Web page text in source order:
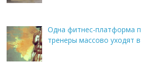
Одна фитнес-платформа
тренеры массово уходят